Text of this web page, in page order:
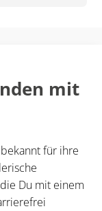
mit
für ihre
Du mit einem